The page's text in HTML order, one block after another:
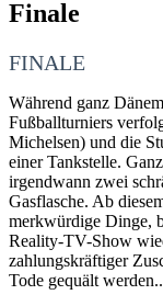
Finale
FINALE
Während ganz
Fußballturniers
Michelsen) und die
einer Tankstelle.
irgendwann zwei
Gasflasche. Ab
merkwürdige Dinge,
Reality-TV-Show
zahlungskräftiger
Tode gequält